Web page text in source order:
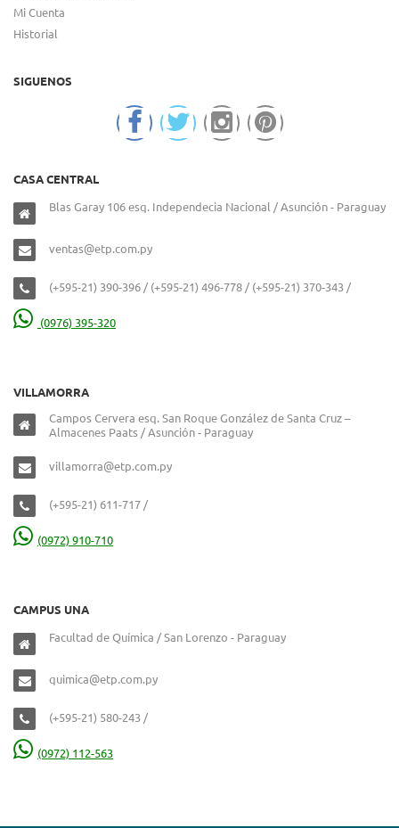
Mi Cuenta
Historial
SIGUENOS
CASA CENTRAL
Blas Garay 106 esq. Independecia Nacional / Asunción - Paraguay
ventas@etp.com.py
(+595-21) 390-396 / (+595-21) 496-778 / (+595-21) 370-343 /
(0976) 395-320
VILLAMORRA
Campos Cervera esq. San Roque González de Santa Cruz –
Almacenes Paats / Asunción - Paraguay
villamorra@etp.com.py
(+595-21) 611-717 /
(0972) 910-710
CAMPUS UNA
Facultad de Química / San Lorenzo - Paraguay
quimica@etp.com.py
(+595-21) 580-243 /
(0972) 112-563